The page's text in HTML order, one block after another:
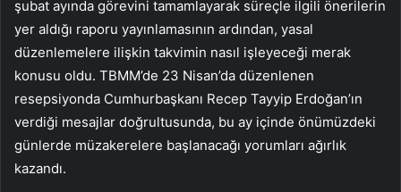
şubat ayında görevini tamamlayarak süreçle ilgili önerilerin
yer aldığı raporu yayınlamasının ardından, yasal
düzenlemelere ilişkin takvimin nasıl işleyeceği merak
konusu oldu. TBMM’de 23 Nisan’da düzenlenen
resepsiyonda Cumhurbaşkanı Recep Tayyip Erdoğan’ın
verdiği mesajlar doğrultusunda, bu ay içinde önümüzdeki
günlerde müzakerelere başlanacağı yorumları ağırlık
kazandı.